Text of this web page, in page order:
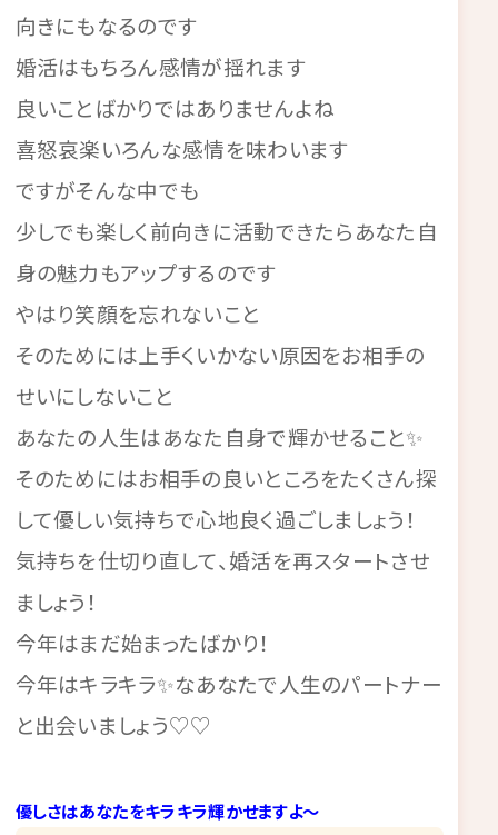
向きにもなるのです
婚活はもちろん感情が揺れます
良いことばかりではありませんよね
喜怒哀楽いろんな感情を味わいます
ですがそんな中でも
少しでも楽しく前向きに活動できたらあなた自
身の魅力もアップするのです
やはり笑顔を忘れないこと
そのためには上手くいかない原因をお相手の
せいにしないこと
あなたの人生はあなた自身で輝かせること✨
そのためにはお相手の良いところをたくさん探
して優しい気持ちで心地良く過ごしましょう！
気持ちを仕切り直して、婚活を再スタートさせ
ましょう！
今年はまだ始まったばかり！
今年はキラキラ✨なあなたで人生のパートナー
と出会いましょう♡♡
優しさはあなたをキラキラ輝かせますよ～